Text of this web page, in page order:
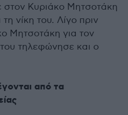
Κυριάκο Μητσοτάκη
νίκη του. Λίγο πριν
Μητσοτάκη για τον
του τηλεφώνησε και ο
από τα